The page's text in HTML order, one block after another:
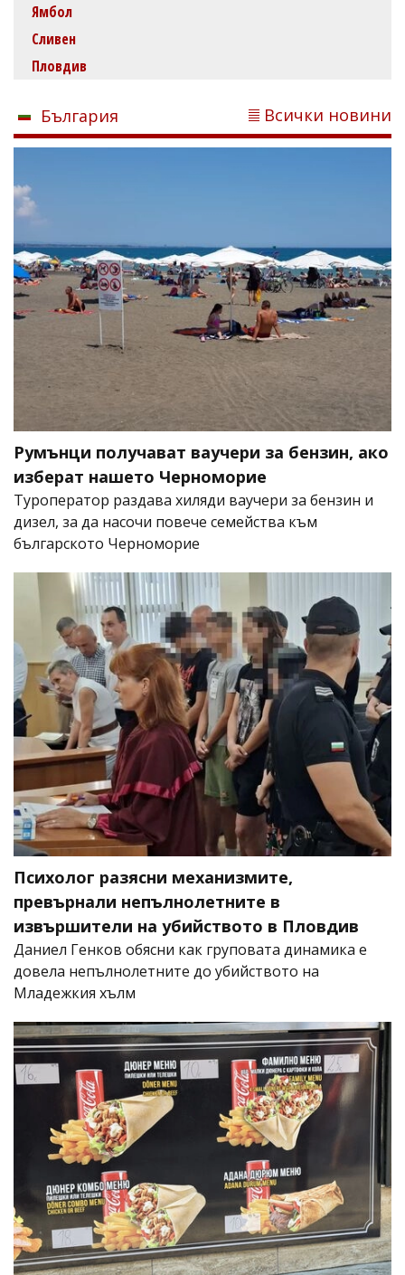
Ямбол
Сливен
Пловдив
България Всички новини
Румънци получават ваучери за бензин, ако
изберат нашето Черноморие
Туроператор раздава хиляди ваучери за бензин и
дизел, за да насочи повече семейства към
българското Черноморие
Психолог разясни механизмите,
превърнали непълнолетните в
извършители на убийството в Пловдив
Даниел Генков обясни как груповата динамика е
довела непълнолетните до убийството на
Младежкия хълм